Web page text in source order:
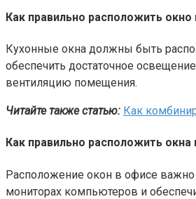
Как правильно расположить окно
Кухонные окна должны быть
обеспечить достаточное
вентиляцию помещения.
Читайте также статью: Как
Как правильно расположить окна
Расположение окон в офисе
мониторах компьютеров и